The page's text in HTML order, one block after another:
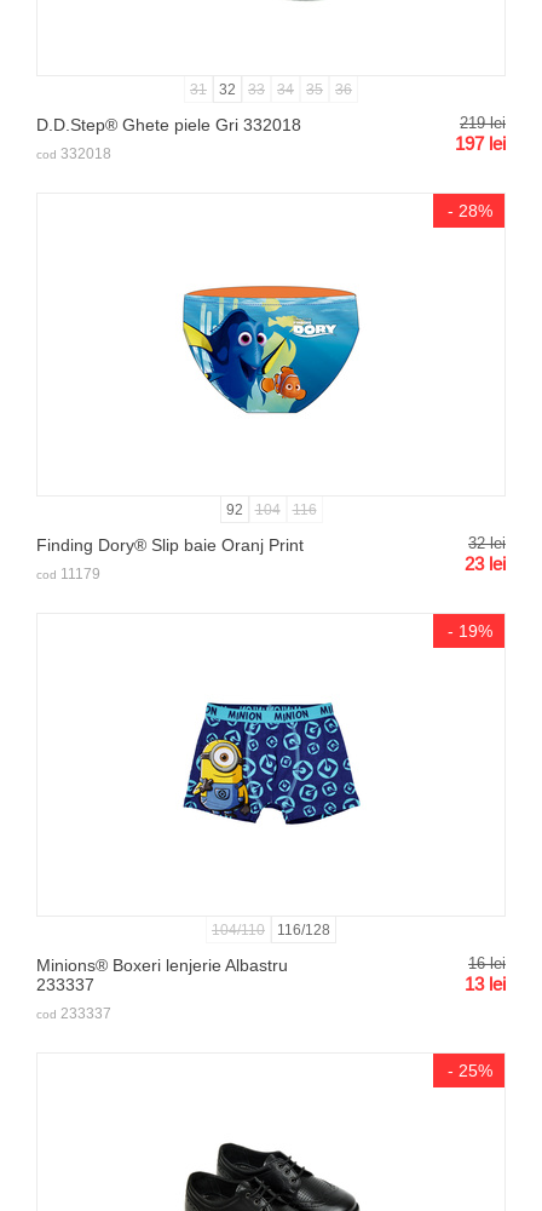
31 32 33 34 35 36
D.D.Step® Ghete piele Gri 332018 219 lei
197 lei
cod 332018
- 28%
92 104 116
Finding Dory® Slip baie Oranj Print 32 lei
23 lei
cod 11179
- 19%
104/110 116/128
Minions® Boxeri lenjerie Albastru
233337
16 lei
13 lei
cod 233337
- 25%